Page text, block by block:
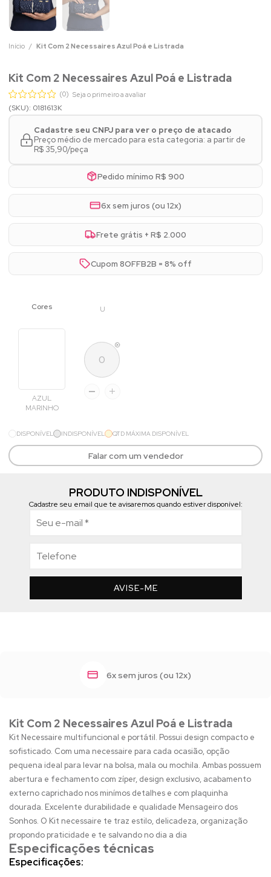
Início Kit Com 2 Necessaires Azul Poá e Listrada
Kit Com 2 Necessaires Azul Poá e Listrada
(0) Seja o primeiro a avaliar
(SKU): 0181613K
Cadastre seu CNPJ para ver o preço de atacado
Preço médio de mercado para esta categoria: a partir de
R$ 35,90/peça
Pedido mínimo R$ 900
6x sem juros (ou 12x)
Frete grátis + R$ 2.000
Cupom 8OFFB2B = 8% off
U
AZUL
MARINHO
DISPONÍVEL INDISPONÍVEL QTD MÁXIMA DISPONÍVEL
Falar com um vendedor
PRODUTO INDISPONÍVEL
Cadastre seu email que te avisaremos quando estiver disponível:
AVISE-ME
6x sem juros (ou 12x)
Kit Com 2 Necessaires Azul Poá e Listrada
Kit Necessaire multifuncional e portátil. Possui design compacto e
sofisticado. Com uma necessaire para cada ocasião, opção
pequena ideal para levar na bolsa, mala ou mochila. Ambas possuem
abertura e fechamento com zíper, design exclusivo, acabamento
externo caprichado nos minímos detalhes e com plaquinha
dourada. Excelente durabilidade e qualidade Mensageiro dos
Sonhos. O Kit necessaire te traz estilo, delicadeza, organização
propondo praticidade e te salvando no dia a dia
Especificações técnicas
Especificações: